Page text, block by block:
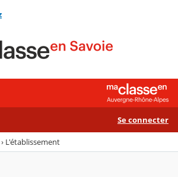
Se connecter
› L'établissement